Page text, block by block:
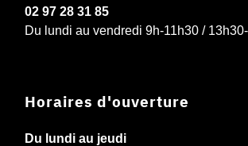
02 97 28 31 85
Du lundi au vendredi 9h-11h30 /
Horaires d'ouverture
Du lundi au jeudi